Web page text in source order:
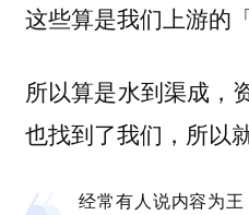
这些算是我们上游的
所以算是水到渠成，
也找到了我们，所以
经常有人说内容为